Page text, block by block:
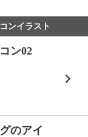
ンイラスト
ン02
のアイ